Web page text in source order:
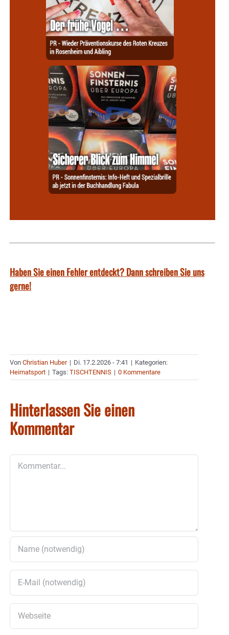
Haben Sie einen Fehler entdeckt? Dann schreiben Sie uns
gerne!
Von Christian Huber | Di. 17.2.2026 - 7:41 | Kategorien:
Heimatsport | Tags: TISCHTENNIS | 0 Kommentare
Hinterlassen Sie einen
Kommentar